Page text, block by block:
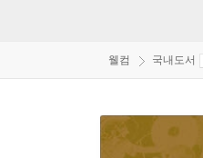
웰컴 국내도서